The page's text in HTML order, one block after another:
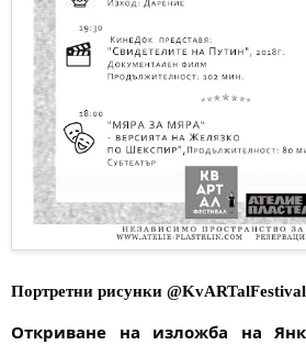
Портретни рисунки @KvARTalFestival
Откриване на изложба на